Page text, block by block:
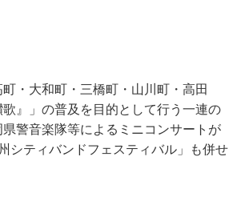
・大和町・三橋町・山川町・高田
』」の普及を目的として行う一連の
警音楽隊等によるミニコンサートが
シティバンドフェスティバル」も併せ